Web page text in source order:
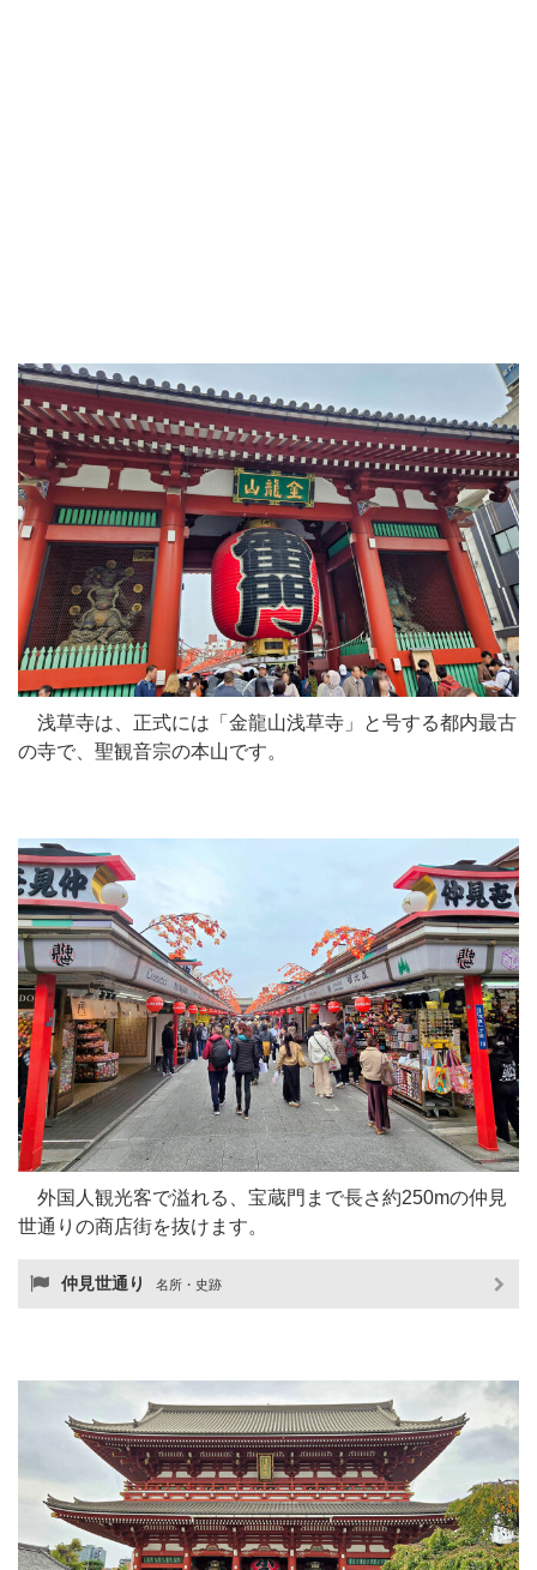
浅草寺は、正式には「金龍山浅草寺」と号する都内最古
の寺で、聖観音宗の本山です。
外国人観光客で溢れる、宝蔵門まで長さ約250mの仲見
世通りの商店街を抜けます。
仲見世通り 名所・史跡